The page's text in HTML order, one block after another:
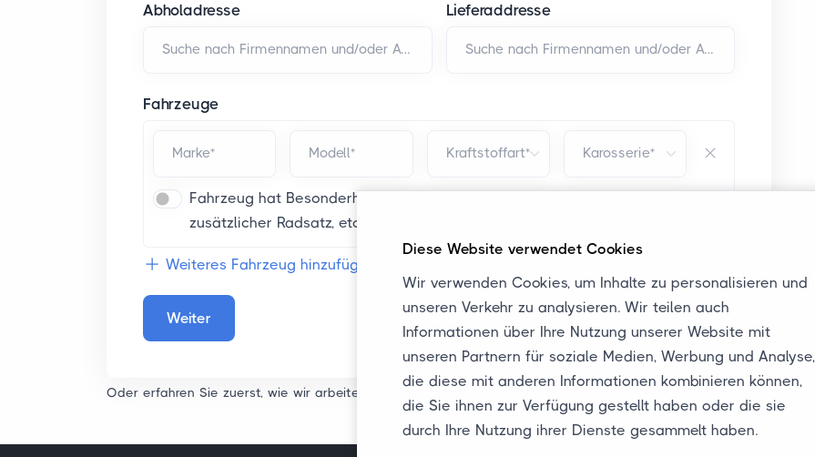
Abholadresse
Suche nach Firmennamen und/oder Adresse*
Lieferaddresse
Suche nach Firmennamen und/oder Adresse*
Fahrzeuge
Marke* Modell* Kraftstoffart* Karosserie*
Fahrzeug hat Besonderheiten (fährt nicht, Dachbox, Fahrradträger,
zusätzlicher Radsatz, etc.)
Weiteres Fahrzeug hinzufügen
Weiter
Oder erfahren Sie zuerst, wie wir arbeiten wie wir arbeiten
Diese Website verwendet Cookies
Wir verwenden Cookies, um Inhalte zu personalisieren und
unseren Verkehr zu analysieren. Wir teilen auch
Informationen über Ihre Nutzung unserer Website mit
unseren Partnern für soziale Medien, Werbung und Analyse,
die diese mit anderen Informationen kombinieren können,
die Sie ihnen zur Verfügung gestellt haben oder die sie
durch Ihre Nutzung ihrer Dienste gesammelt haben.